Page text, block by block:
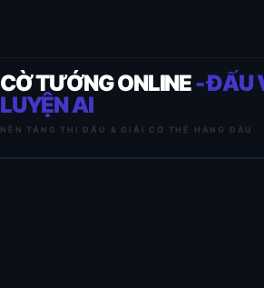
CỜ TƯỚNG ONLINE- ĐẤU
LUYỆN AI
NỀN TẢNG THI ĐẤU & GIẢI CỜ THẾ HÀNG ĐẦU